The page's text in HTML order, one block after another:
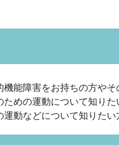
機能障害をお持ちの方やそ
ための運動について知りた
運動などについて知りたい